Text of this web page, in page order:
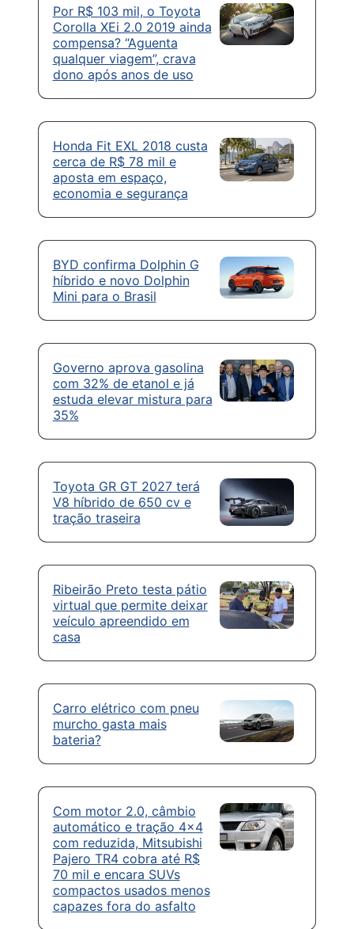
Por R$ 103 mil, o Toyota
Corolla XEi 2.0 2019 ainda
compensa? “Aguenta
qualquer viagem”, crava
dono após anos de uso
Honda Fit EXL 2018 custa
cerca de R$ 78 mil e
aposta em espaço,
economia e segurança
BYD confirma Dolphin G
híbrido e novo Dolphin
Mini para o Brasil
Governo aprova gasolina
com 32% de etanol e já
estuda elevar mistura para
35%
Toyota GR GT 2027 terá
V8 híbrido de 650 cv e
tração traseira
Ribeirão Preto testa pátio
virtual que permite deixar
veículo apreendido em
casa
Carro elétrico com pneu
murcho gasta mais
bateria?
Com motor 2.0, câmbio
automático e tração 4×4
com reduzida, Mitsubishi
Pajero TR4 cobra até R$
70 mil e encara SUVs
compactos usados menos
capazes fora do asfalto